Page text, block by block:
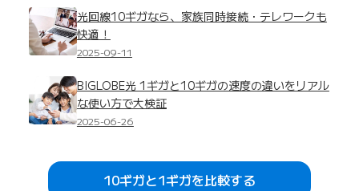
光回線10ギガなら、家族同時接続・テレワークも
快適！
2025-09-11
BIGLOBE光 1ギガと10ギガの速度の違いをリアル
な使い方で大検証
2025-06-26
10ギガと1ギガを比較する